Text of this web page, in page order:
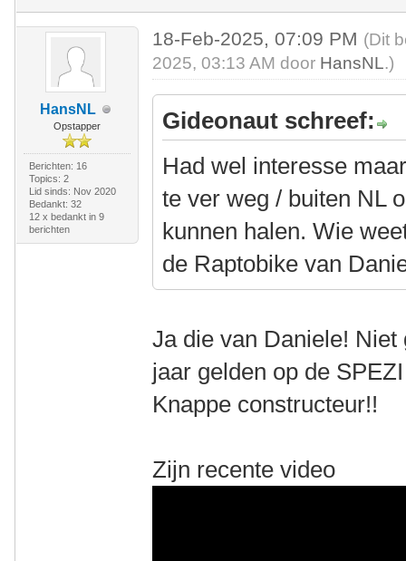
HansNL
Opstapper
Berichten: 16
Topics: 2
Lid sinds: Nov 2020
Bedankt: 32
12 x bedankt in 9
berichten
18-Feb-2025, 07:09 PM (Dit
2025, 03:13 AM door HansNL.)
Gideonaut schreef:
Had wel interesse
te ver weg / buiten NL
kunnen halen. Wie
de Raptobike van
Ja die van Daniele!
jaar gelden op de
Knappe constructeur!!
Zijn recente video